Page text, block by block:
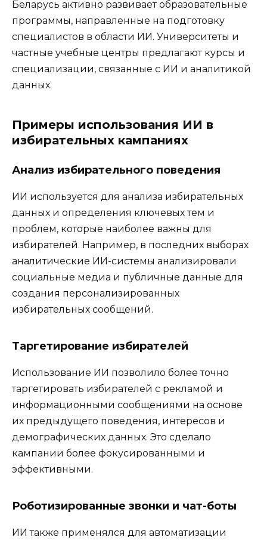
Беларусь активно развивает образовательные
программы, направленные на подготовку
специалистов в области ИИ. Университеты и
частные учебные центры предлагают курсы и
специализации, связанные с ИИ и аналитикой
данных.
Примеры использования ИИ в
избирательных кампаниях
Анализ избирательного поведения
ИИ используется для анализа избирательных
данных и определения ключевых тем и
проблем, которые наиболее важны для
избирателей. Например, в последних выборах
аналитические ИИ-системы анализировали
социальные медиа и публичные данные для
создания персонализированных
избирательных сообщений.
Таргетирование избирателей
Использование ИИ позволило более точно
таргетировать избирателей с рекламой и
информационными сообщениями на основе
их предыдущего поведения, интересов и
демографических данных. Это сделало
кампании более фокусированными и
эффективными.
Роботизированные звонки и чат-боты
ИИ также применялся для автоматизации